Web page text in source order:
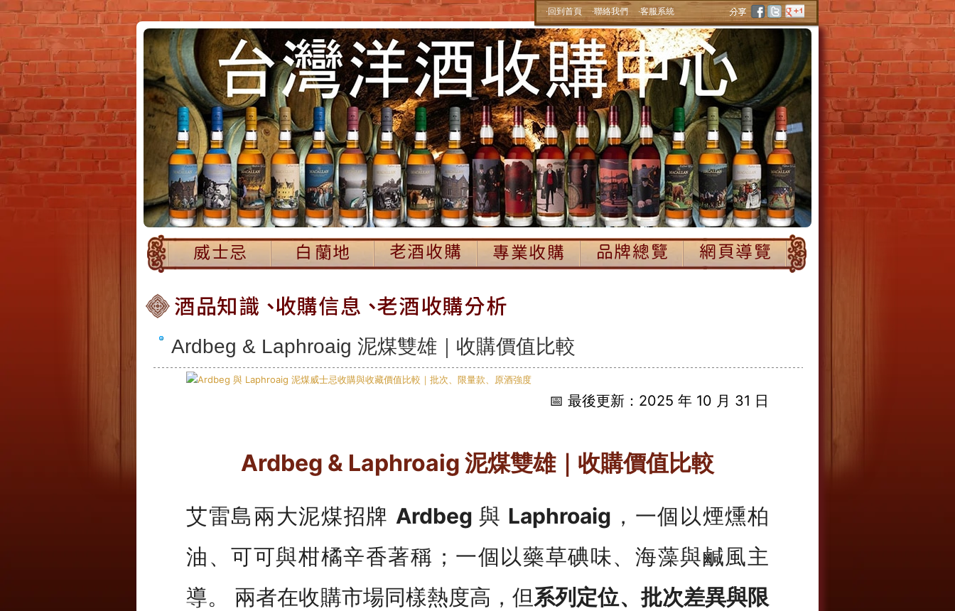
‧回到首頁 ‧聯絡我們 ‧客服系統
Ardbeg & Laphroaig 泥煤雙雄｜收購價值比較
📅 最後更新：2025 年 10 月 31 日
Ardbeg & Laphroaig 泥煤雙雄｜收購價值比較
艾雷島兩大泥煤招牌 Ardbeg 與 Laphroaig ，一個以煙燻柏
油、可可與柑橘辛香著稱；一個以藥草碘味、海藻與鹹風主
導。 兩者在收購市場同樣熱度高，但系列定位、批次差異與限